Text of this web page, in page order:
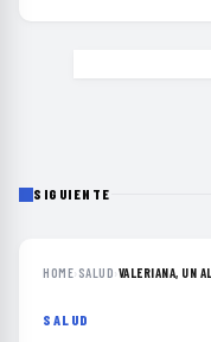
SIGUIENTE
HOME› SALUD›VALERIANA, UN
SALUD